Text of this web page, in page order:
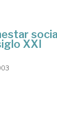
XXI